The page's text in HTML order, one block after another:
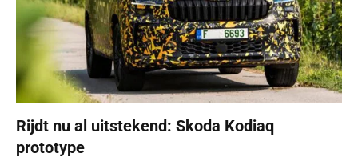
Rijdt nu al uitstekend: Skoda Kodiaq
prototype